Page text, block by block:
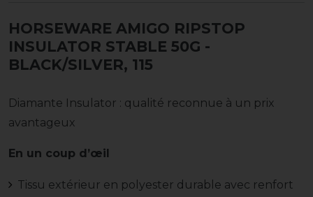
HORSEWARE AMIGO RIPSTOP
INSULATOR STABLE 50G -
BLACK/SILVER, 115
Diamante Insulator : qualité reconnue à un prix
avantageux
En un coup d’œil
Tissu extérieur en polyester durable avec renfort